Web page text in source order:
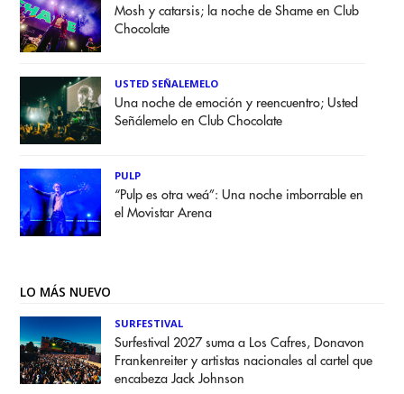
Mosh y catarsis; la noche de Shame en Club
Chocolate
USTED SEÑALEMELO
Una noche de emoción y reencuentro; Usted
Señálemelo en Club Chocolate
PULP
“Pulp es otra weá”: Una noche imborrable en
el Movistar Arena
LO MÁS NUEVO
SURFESTIVAL
Surfestival 2027 suma a Los Cafres, Donavon
Frankenreiter y artistas nacionales al cartel que
encabeza Jack Johnson